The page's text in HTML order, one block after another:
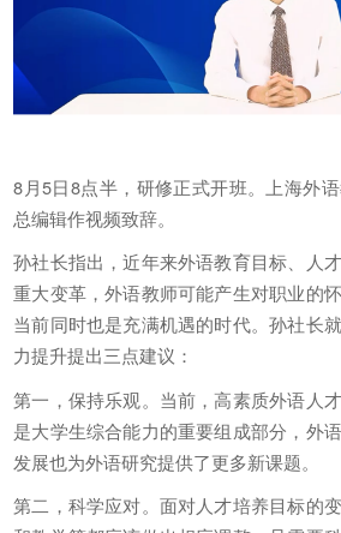
8月5日8点半，研修正式开班。上海外
总编辑作视频致辞。
孙社长指出，近年来外语教育目标、人
重大变革，外语教师可能产生对职业的
当前同时也是充满机遇的时代。孙社长
力提升提出三点建议：
第一，保持乐观。当前，高素质外语人
是大学生综合能力的重要组成部分，外
发展也为外语研究提供了更多新课题。
第二，科学应对。面对人才培养目标的